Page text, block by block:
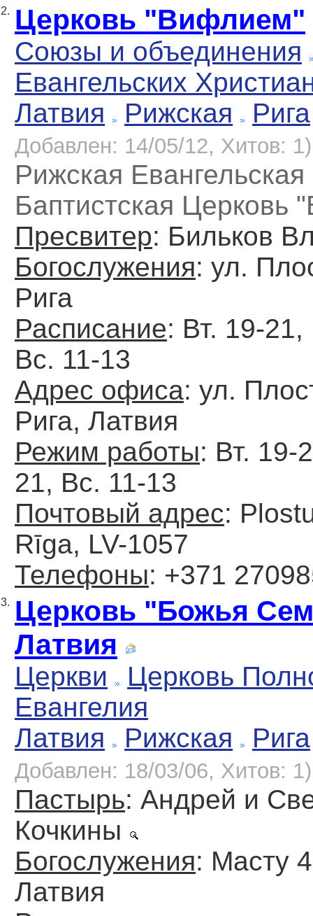
2. Церковь "Вифлием"
Союзы и объединения
Евангельских
Латвия
Рижская Рига
Добавлен: 14/05/12, Хитов: 1)
Рижская Евангельская
Баптистская Церковь
Пресвитер: Бильков
Богослужения: ул.
Рига
Расписание: Вт. 19-
Вс. 11-13
Адрес офиса: ул.
Рига, Латвия
Режим работы: Вт. 19-
21, Вс. 11-13
Почтовый адрес:
Rīga, LV-1057
Телефоны: +371
3. Церковь "Божья
Латвия
Церкви
Церковь
Евангелия
Латвия
Рижская Рига
Добавлен: 18/03/06, Хитов: 1)
Пастырь: Андрей и
Кочкины
Богослужения: Масту
Латвия